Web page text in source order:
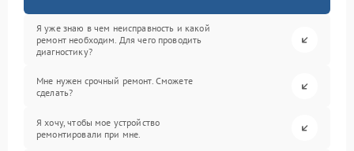
Я уже знаю в чем неисправность и какой
ремонт необходим. Для чего проводить
диагностику?
Мне нужен срочный ремонт. Сможете
сделать?
Я хочу, чтобы мое устройство
ремонтировали при мне.